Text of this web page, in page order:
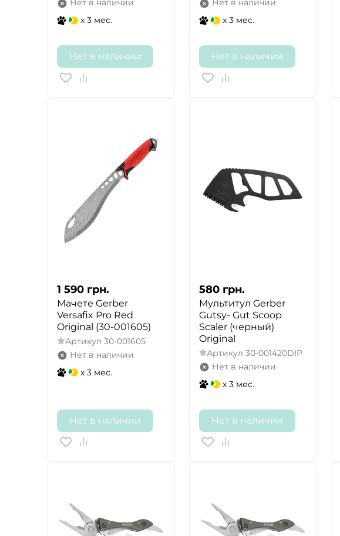
Нет в наличии
x 3 мес.
Нет в наличии
Нет в наличии
x 3 мес.
Нет в наличии
1 590 грн.
Мачете Gerber
Versafix Pro Red
Original (30-001605)
Артикул 30-001605
Нет в наличии
x 3 мес.
Нет в наличии
580 грн.
Мультитул Gerber
Gutsy- Gut Scoop
Scaler (черный)
Original
Артикул 30-001420DIP
Нет в наличии
x 3 мес.
Нет в наличии